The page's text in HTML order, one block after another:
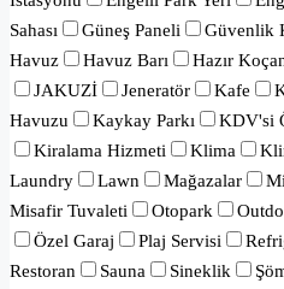
Sahası
Güneş Paneli Güvenlik
Havuz
Havuz Barı Hazır
JAKUZİ
Jeneratör Kafe
Havuzu
Kaykay Parkı KDV'si
Kiralama Hizmeti
Klima
Laundry
Lawn Mağazalar
Misafir Tuvaleti
Otopark
Özel Garaj
Plaj Servisi
Restoran
Sauna Sineklik